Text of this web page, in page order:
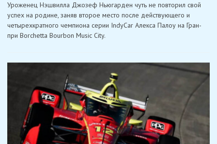
не
повторить
свой
успех
на
Нэшвилле
Уроженец Нэшвилла Джозеф Ньюгарден чуть не повторил свой
успех на родине, заняв второе место после действующего и
четырехкратного чемпиона серии IndyCar Алекса Палоу на Гран-
при Borchetta Bourbon Music City.